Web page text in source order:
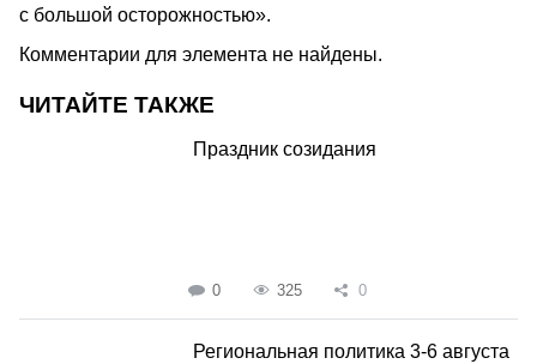
с большой осторожностью».
Комментарии для элемента не найдены.
ЧИТАЙТЕ ТАКЖЕ
Праздник созидания
0 325 0
Региональная политика 3-6 августа